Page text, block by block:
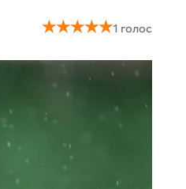
★★★★★
★★★★★1 голос